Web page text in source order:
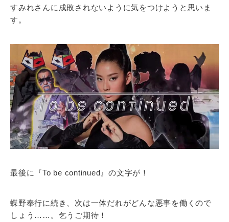
すみれさんに成敗されないように気をつけようと思いま
す。
最後に『To be continued』の文字が！
蝶野奉行に続き、次は一体だれがどんな悪事を働くので
しょう……。乞うご期待！